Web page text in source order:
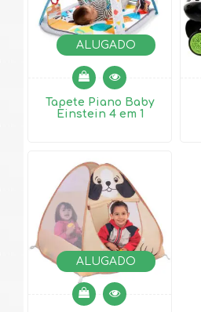
ALUGADO
Tapete Piano Baby
Einstein 4 em 1
ALUGADO